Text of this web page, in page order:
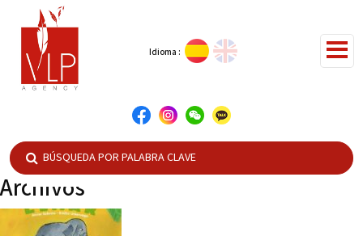
Idioma :
Archivos